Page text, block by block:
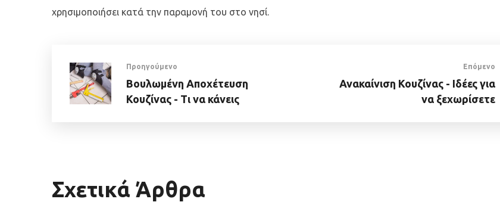
χρησιμοποιήσει κατά την παραμονή του στο νησί.
Προηγούμενο
Βουλωμένη Αποχέτευση
Κουζίνας - Τι να κάνεις
Επόμενο
Ανακαίνιση Κουζίνας - Ιδέες για
να ξεχωρίσετε
Σχετικά Άρθρα